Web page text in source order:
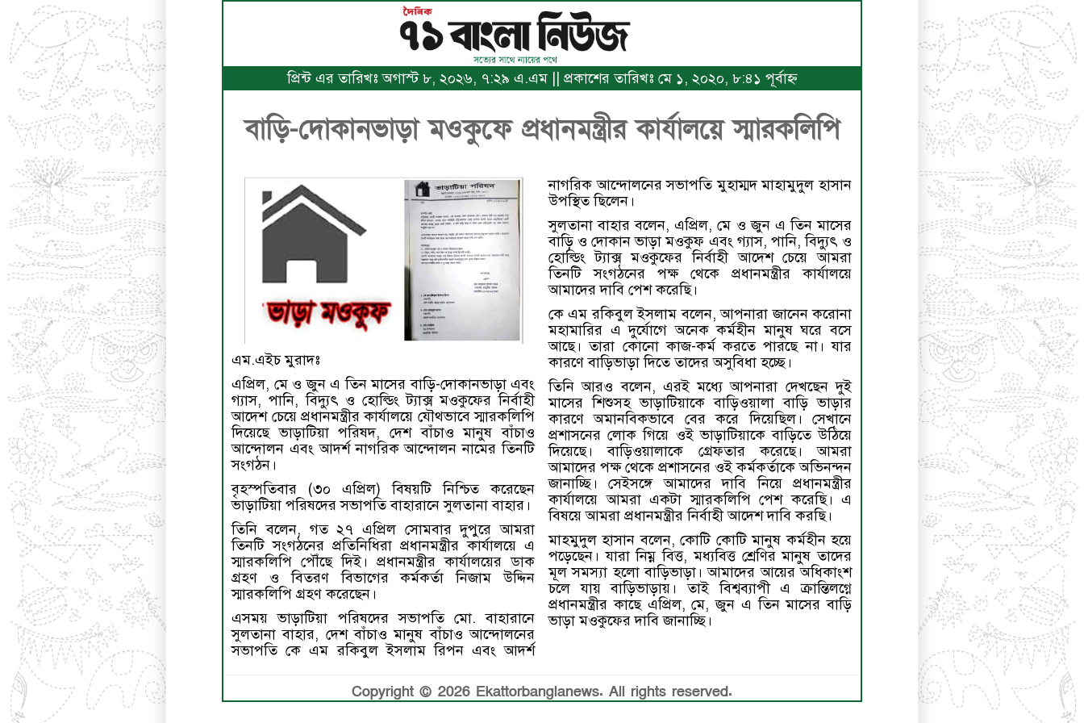
প্রিন্ট এর তারিখঃ অগাস্ট ৮, ২০২৬, ৭:২৯ এ.এম || প্রকাশের তারিখঃ মে ১, ২০২০, ৮:৪১ পূর্বাহ্ণ
বাড়ি-দোকানভাড়া মওকুফে প্রধানমন্ত্রীর কার্যালয়ে স্মারকলিপি
এম.এইচ মুরাদঃ
এপ্রিল, মে ও জুন এ তিন মাসের বাড়ি-দোকানভাড়া এবং
গ্যাস, পানি, বিদ্যুৎ ও হোল্ডিং ট্যাক্স মওকুফের নির্বাহী
আদেশ চেয়ে প্রধানমন্ত্রীর কার্যালয়ে যৌথভাবে স্মারকলিপি
দিয়েছে ভাড়াটিয়া পরিষদ, দেশ বাঁচাও মানুষ বাঁচাও
আন্দোলন এবং আদর্শ নাগরিক আন্দোলন নামের তিনটি
সংগঠন।
বৃহস্পতিবার (৩০ এপ্রিল) বিষয়টি নিশ্চিত করেছেন
ভাড়াটিয়া পরিষদের সভাপতি বাহারানে সুলতানা বাহার।
তিনি বলেন, গত ২৭ এপ্রিল সোমবার দুপুরে আমরা
তিনটি সংগঠনের প্রতিনিধিরা প্রধানমন্ত্রীর কার্যালয়ে এ
স্মারকলিপি পৌঁছে দিই। প্রধানমন্ত্রীর কার্যালয়ের ডাক
গ্রহণ ও বিতরণ বিভাগের কর্মকর্তা নিজাম উদ্দিন
স্মারকলিপি গ্রহণ করেছেন।
এসময় ভাড়াটিয়া পরিষদের সভাপতি মো. বাহারানে
সুলতানা বাহার, দেশ বাঁচাও মানুষ বাঁচাও আন্দোলনের
সভাপতি কে এম রকিবুল ইসলাম রিপন এবং আদর্শ
নাগরিক আন্দোলনের সভাপতি মুহাম্মদ মাহামুদুল হাসান
উপস্থিত ছিলেন।
সুলতানা বাহার বলেন, এপ্রিল, মে ও জুন এ তিন মাসের
বাড়ি ও দোকান ভাড়া মওকুফ এবং গ্যাস, পানি, বিদ্যুৎ ও
হোল্ডিং ট্যাক্স মওকুফের নির্বাহী আদেশ চেয়ে আমরা
তিনটি সংগঠনের পক্ষ থেকে প্রধানমন্ত্রীর কার্যালয়ে
আমাদের দাবি পেশ করেছি।
কে এম রকিবুল ইসলাম বলেন, আপনারা জানেন করোনা
মহামারির এ দুর্যোগে অনেক কর্মহীন মানুষ ঘরে বসে
আছে। তারা কোনো কাজ-কর্ম করতে পারছে না। যার
কারণে বাড়িভাড়া দিতে তাদের অসুবিধা হচ্ছে।
তিনি আরও বলেন, এরই মধ্যে আপনারা দেখছেন দুই
মাসের শিশুসহ ভাড়াটিয়াকে বাড়িওয়ালা বাড়ি ভাড়ার
কারণে অমানবিকভাবে বের করে দিয়েছিল। সেখানে
প্রশাসনের লোক গিয়ে ওই ভাড়াটিয়াকে বাড়িতে উঠিয়ে
দিয়েছে। বাড়িওয়ালাকে গ্রেফতার করেছে। আমরা
আমাদের পক্ষ থেকে প্রশাসনের ওই কর্মকর্তাকে অভিনন্দন
জানাচ্ছি। সেইসঙ্গে আমাদের দাবি নিয়ে প্রধানমন্ত্রীর
কার্যালয়ে আমরা একটা স্মারকলিপি পেশ করেছি। এ
বিষয়ে আমরা প্রধানমন্ত্রীর নির্বাহী আদেশ দাবি করছি।
মাহমুদুল হাসান বলেন, কোটি কোটি মানুষ কর্মহীন হয়ে
পড়েছেন। যারা নিম্ন বিত্ত, মধ্যবিত্ত শ্রেণির মানুষ তাদের
মূল সমস্যা হলো বাড়িভাড়া। আমাদের আয়ের অধিকাংশ
চলে যায় বাড়িভাড়ায়। তাই বিশ্বব্যাপী এ ক্রান্তিলগ্নে
প্রধানমন্ত্রীর কাছে এপ্রিল, মে, জুন এ তিন মাসের বাড়ি
ভাড়া মওকুফের দাবি জানাচ্ছি।
Copyright © 2026 Ekattorbanglanews. All rights reserved.